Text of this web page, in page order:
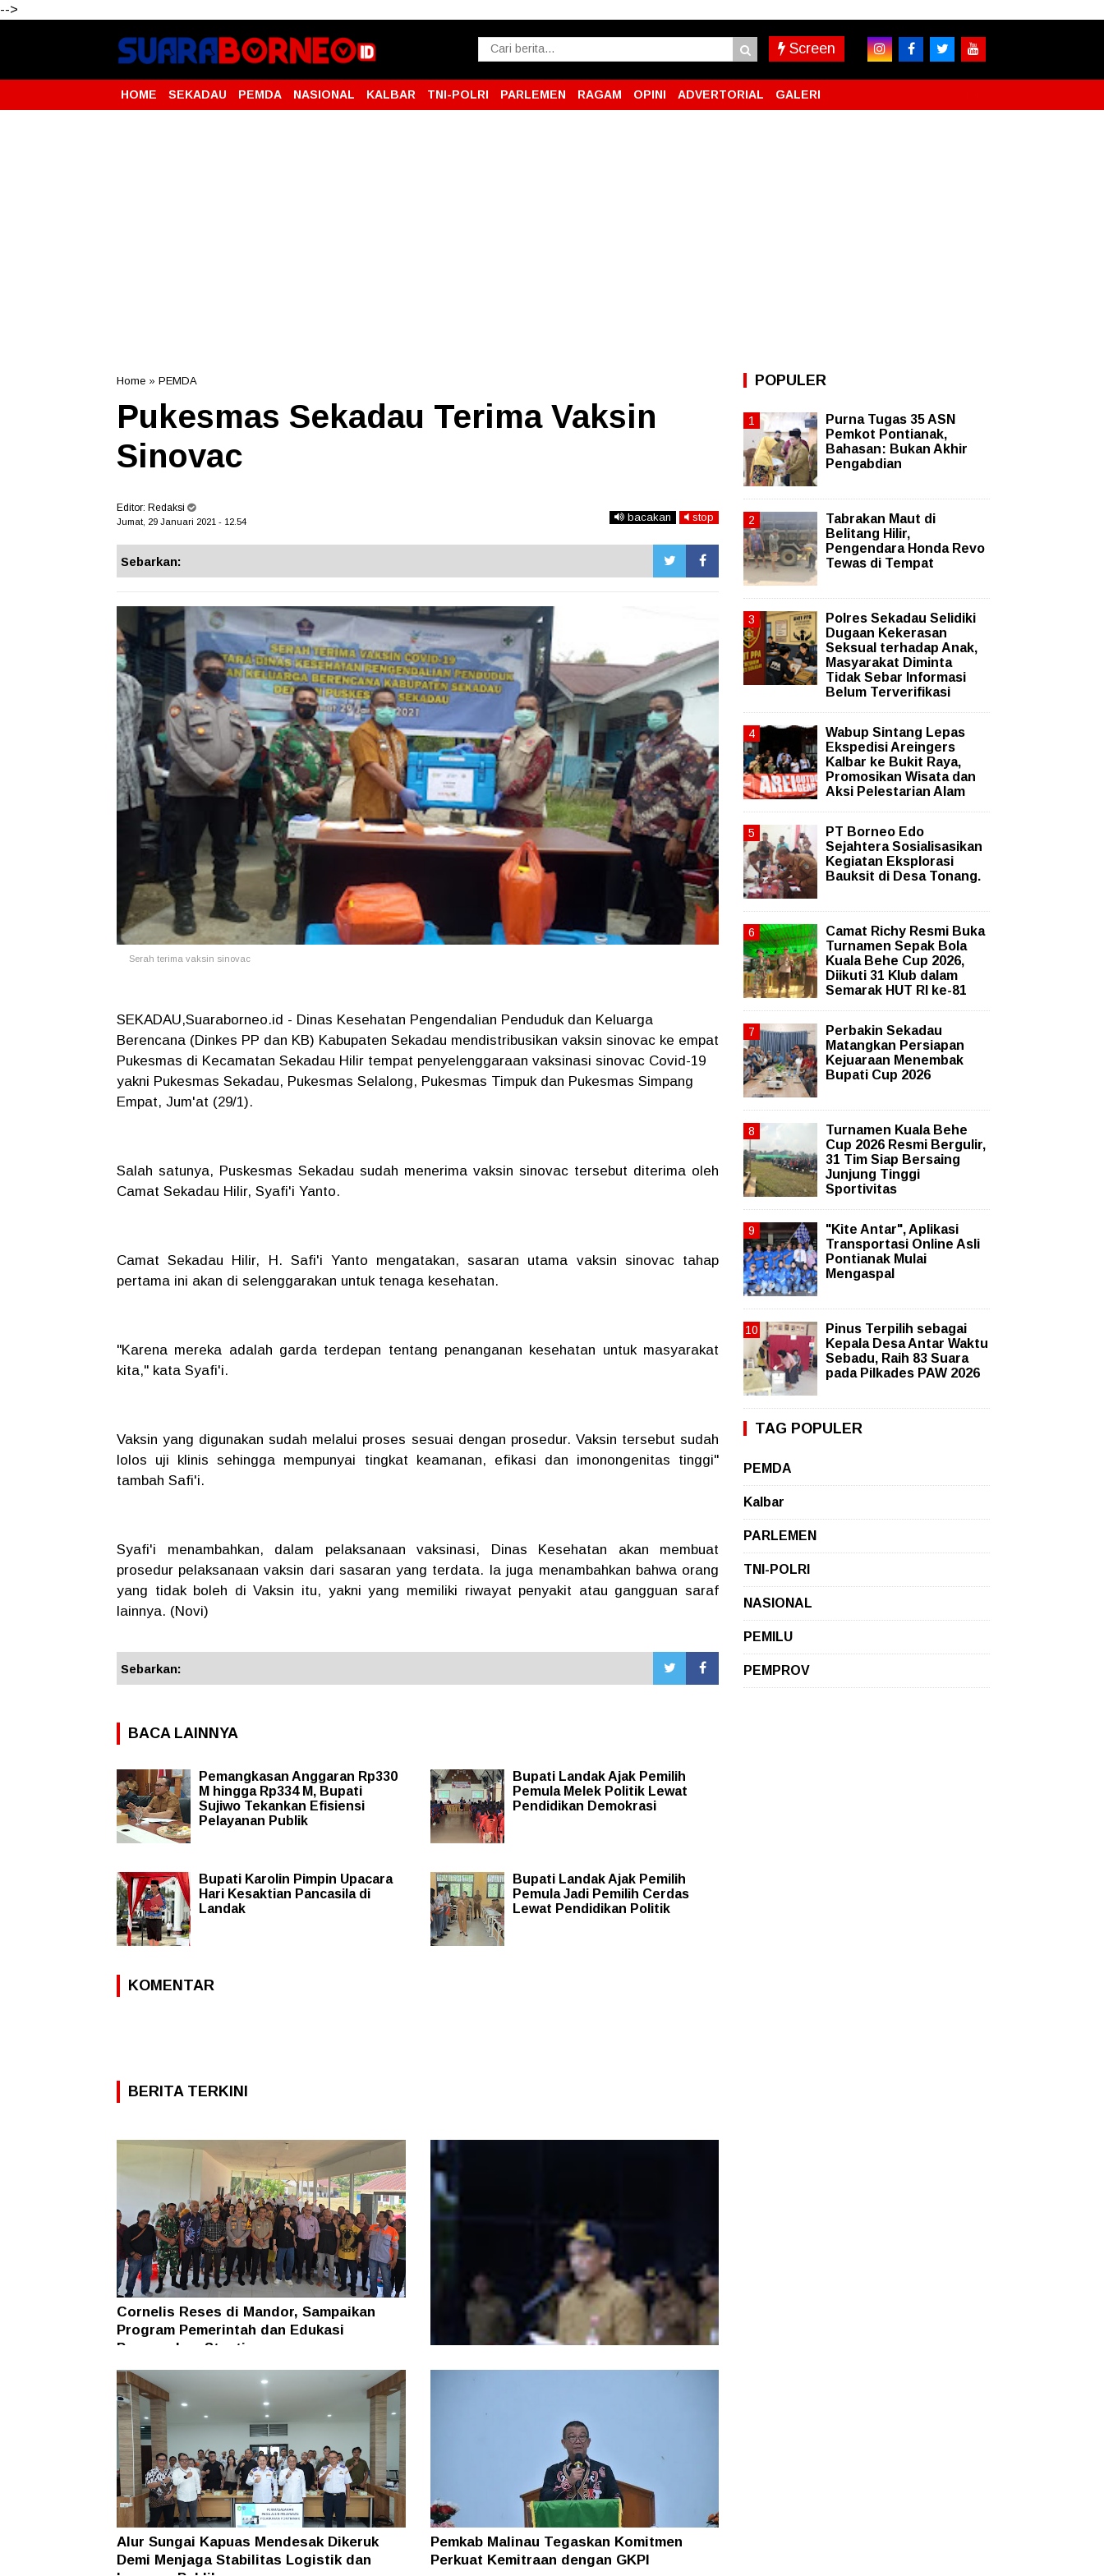
-->
Screen
HOME SEKADAU PEMDA NASIONAL KALBAR TNI-POLRI PARLEMEN RAGAM OPINI ADVERTORIAL GALERI
Home » PEMDA
Pukesmas Sekadau Terima Vaksin
Sinovac
Editor: Redaksi
Jumat, 29 Januari 2021 - 12.54 bacakan stop
Sebarkan:
Serah terima vaksin sinovac
SEKADAU,Suaraborneo.id - Dinas Kesehatan Pengendalian Penduduk dan Keluarga
Berencana (Dinkes PP dan KB) Kabupaten Sekadau mendistribusikan vaksin sinovac ke empat
Pukesmas di Kecamatan Sekadau Hilir tempat penyelenggaraan vaksinasi sinovac Covid-19
yakni Pukesmas Sekadau, Pukesmas Selalong, Pukesmas Timpuk dan Pukesmas Simpang
Empat, Jum'at (29/1).
Salah satunya, Puskesmas Sekadau sudah menerima vaksin sinovac tersebut diterima oleh
Camat Sekadau Hilir, Syafi'i Yanto.
Camat Sekadau Hilir, H. Safi'i Yanto mengatakan, sasaran utama vaksin sinovac tahap
pertama ini akan di selenggarakan untuk tenaga kesehatan.
"Karena mereka adalah garda terdepan tentang penanganan kesehatan untuk masyarakat
kita," kata Syafi'i.
Vaksin yang digunakan sudah melalui proses sesuai dengan prosedur. Vaksin tersebut sudah
lolos uji klinis sehingga mempunyai tingkat keamanan, efikasi dan imonongenitas tinggi"
tambah Safi'i.
Syafi'i menambahkan, dalam pelaksanaan vaksinasi, Dinas Kesehatan akan membuat
prosedur pelaksanaan vaksin dari sasaran yang terdata. Ia juga menambahkan bahwa orang
yang tidak boleh di Vaksin itu, yakni yang memiliki riwayat penyakit atau gangguan saraf
lainnya. (Novi)
Sebarkan:
BACA LAINNYA
Pemangkasan Anggaran Rp330
M hingga Rp334 M, Bupati
Sujiwo Tekankan Efisiensi
Pelayanan Publik
Bupati Landak Ajak Pemilih
Pemula Melek Politik Lewat
Pendidikan Demokrasi
Bupati Karolin Pimpin Upacara
Hari Kesaktian Pancasila di
Landak
Bupati Landak Ajak Pemilih
Pemula Jadi Pemilih Cerdas
Lewat Pendidikan Politik
KOMENTAR
BERITA TERKINI
Cornelis Reses di Mandor, Sampaikan
Program Pemerintah dan Edukasi
Pencegahan Stunting
Di Tengah Efisiensi Anggaran, Pemprov
Kaltara Pastikan TPP ASN Tetap Dibayar
Alur Sungai Kapuas Mendesak Dikeruk
Demi Menjaga Stabilitas Logistik dan
Pemkab Malinau Tegaskan Komitmen
Perkuat Kemitraan dengan GKPI
POPULER
Purna Tugas 35 ASN
Pemkot Pontianak,
Bahasan: Bukan Akhir
Pengabdian
Tabrakan Maut di
Belitang Hilir,
Pengendara Honda Revo
Tewas di Tempat
Polres Sekadau Selidiki
Dugaan Kekerasan
Seksual terhadap Anak,
Masyarakat Diminta
Tidak Sebar Informasi
Belum Terverifikasi
Wabup Sintang Lepas
Ekspedisi Areingers
Kalbar ke Bukit Raya,
Promosikan Wisata dan
Aksi Pelestarian Alam
PT Borneo Edo
Sejahtera Sosialisasikan
Kegiatan Eksplorasi
Bauksit di Desa Tonang.
Camat Richy Resmi Buka
Turnamen Sepak Bola
Kuala Behe Cup 2026,
Diikuti 31 Klub dalam
Semarak HUT RI ke-81
Perbakin Sekadau
Matangkan Persiapan
Kejuaraan Menembak
Bupati Cup 2026
Turnamen Kuala Behe
Cup 2026 Resmi Bergulir,
31 Tim Siap Bersaing
Junjung Tinggi
Sportivitas
"Kite Antar", Aplikasi
Transportasi Online Asli
Pontianak Mulai
Mengaspal
Pinus Terpilih sebagai
Kepala Desa Antar Waktu
Sebadu, Raih 83 Suara
pada Pilkades PAW 2026
TAG POPULER
PEMDA
Kalbar
PARLEMEN
TNI-POLRI
NASIONAL
PEMILU
PEMPROV